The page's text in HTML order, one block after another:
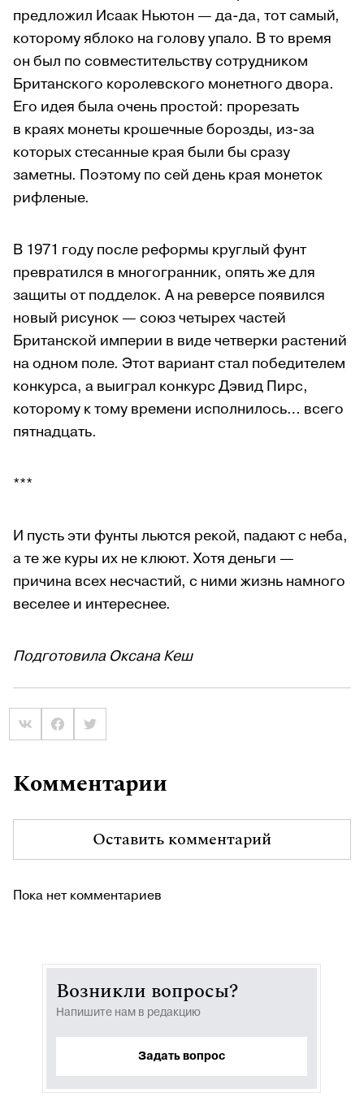
предложил Исаак Ньютон — да-да, тот самый,
которому яблоко на голову упало. В то время
он был по совместительству сотрудником
Британского королевского монетного двора.
Его идея была очень простой: прорезать
в краях монеты крошечные борозды, из-за
которых стесанные края были бы сразу
заметны. Поэтому по сей день края монеток
рифленые.
В 1971 году после реформы круглый фунт
превратился в многогранник, опять же для
защиты от подделок. А на реверсе появился
новый рисунок — союз четырех частей
Британской империи в виде четверки растений
на одном поле. Этот вариант стал победителем
конкурса, а выиграл конкурс Дэвид Пирс,
которому к тому времени исполнилось… всего
пятнадцать.
***
И пусть эти фунты льются рекой, падают с неба,
а те же куры их не клюют. Хотя деньги —
причина всех несчастий, с ними жизнь намного
веселее и интереснее.
Подготовила Оксана Кеш
Комментарии
Оставить комментарий
Пока нет комментариев
Возникли вопросы?
Напишите нам в редакцию
Задать вопрос